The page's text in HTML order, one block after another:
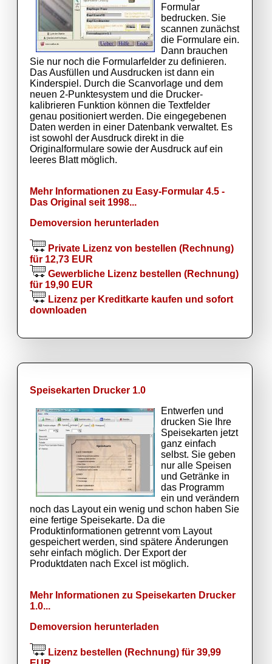
Formular
bedrucken. Sie
scannen zunächst
die Formulare ein.
Dann brauchen
Sie nur noch die Formularfelder zu definieren.
Das Ausfüllen und Ausdrucken ist dann ein
Kinderspiel. Durch die Scanvorlage und dem
neuen 2-Punktesystem und die Drucker-
kalibrieren Funktion können die Textfelder
genau positioniert werden. Die eingegebenen
Daten werden in einer Datenbank verwaltet. Es
ist sowohl der Ausdruck direkt in die
Originalformulare sowie der Ausdruck auf ein
leeres Blatt möglich.
Mehr Informationen zu Easy-Formular 4.5 -
Das Original seit 1998...
Demoversion herunterladen
Private Lizenz von bestellen (Rechnung)
für 12,73 EUR
Gewerbliche Lizenz bestellen (Rechnung)
für 19,90 EUR
Lizenz per Kreditkarte kaufen und sofort
downloaden
Speisekarten Drucker 1.0
Entwerfen und
drucken Sie Ihre
Speisekarten jetzt
ganz einfach
selbst. Sie geben
nur alle Speisen
und Getränke in
das Programm
ein und verändern
noch das Layout ein wenig und schon haben Sie
eine fertige Speisekarte. Da die
Produktinformationen getrennt vom Layout
gespeichert werden, sind spätere Änderungen
sehr einfach möglich. Der Export der
Produktdaten nach Excel ist möglich.
Mehr Informationen zu Speisekarten Drucker
1.0...
Demoversion herunterladen
Lizenz bestellen (Rechnung) für 39,99